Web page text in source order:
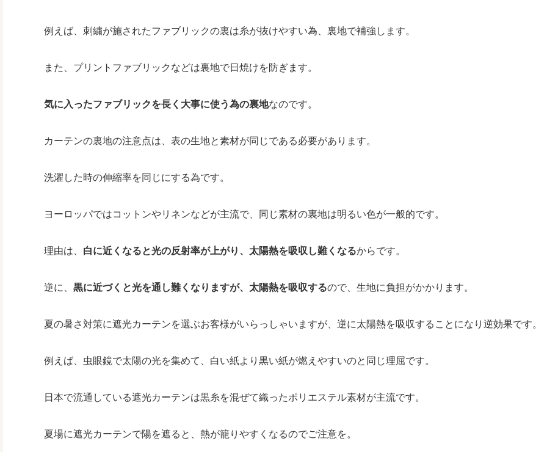
例えば、刺繍が施されたファブリックの裏は糸が抜けやすい為 、裏地で補強します。
また、プリントファブリックなどは裏地で日焼けを防ぎます。
気に入ったファブリックを長く大事に使う為の裏地なのです。
カーテンの裏地の注意点は、表の生地と素材が同じである必要があります。
洗濯した時の伸縮率を同じにする為です。
ヨーロッパではコットンやリネンなどが主流で、同じ素材の裏地は明るい色が一般的です。
理由は、 白に近くなると光の反射率が上がり、太陽熱を吸収し難くなるからです。
逆に、 黒に近づくと光を通し難くなりますが、太陽熱を吸収するので、生地に負担がかかります。
夏の暑さ対策に遮光カーテンを選ぶお客様がいらっしゃいますが、逆に太陽熱を吸収することになり逆効果です。
例えば、虫眼鏡で太陽の光を集めて、白い紙より黒い紙が燃えやすいのと同じ理屈です。
日本で流通している遮光カーテンは黒糸を混ぜて織ったポリエステル素材が主流です。
夏場に遮光カーテンで陽を遮ると、熱が籠りやすくなるのでご注意を。